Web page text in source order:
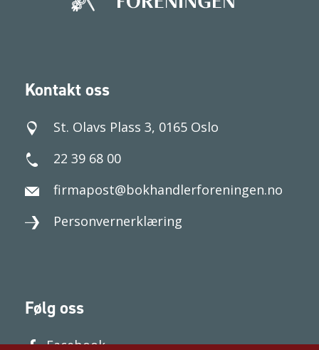
Kontakt oss
St. Olavs Plass 3, 0165 Oslo
22 39 68 00
firmapost@bokhandlerforeningen.no
Personvernerklæring
Følg oss
Facebook